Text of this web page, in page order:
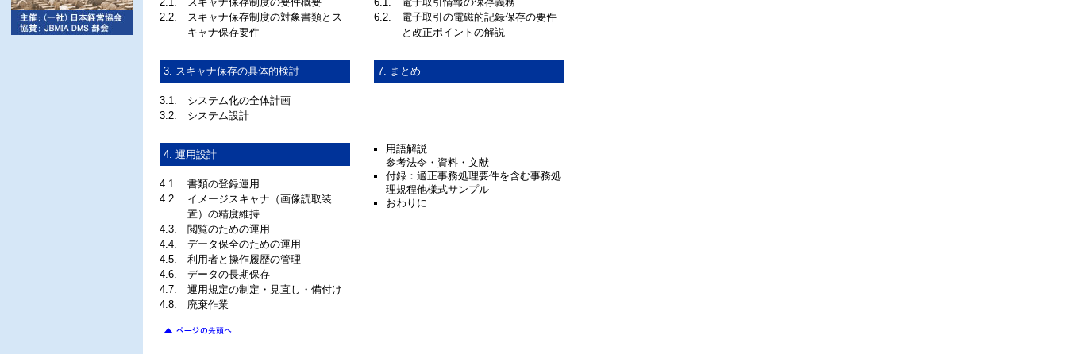
2.2.
スキャナ保存制度の対象書類とス
キャナ保存要件
6.2. 電子取引の電磁的記録保存の要件
と改正ポイントの解説
3. スキャナ保存の具体的検討
3.1. システム化の全体計画
3.2. システム設計
7. まとめ
4. 運用設計
4.1. 書類の登録運用
4.2. イメージスキャナ（画像読取装
置）の精度維持
4.3. 閲覧のための運用
4.4. データ保全のための運用
4.5. 利用者と操作履歴の管理
4.6. データの長期保存
4.7. 運用規定の制定・見直し・備付け
4.8. 廃棄作業
用語解説
参考法令・資料・文献
付録：適正事務処理要件を含む事務処
理規程他様式サンプル
おわりに